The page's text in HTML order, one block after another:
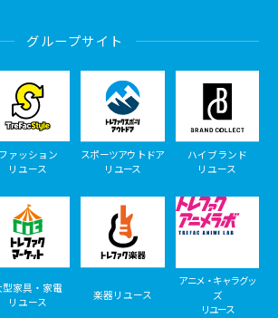
グループサイト
ファッション
リユース
スポーツアウトドア
リユース
ハイブランド
リユース
型家具・家電
リユース
楽器リユース
アニメ・キャラグッ
ズ
リユース